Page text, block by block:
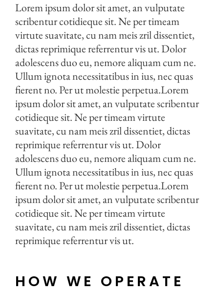
Lorem ipsum dolor sit amet, an vulputate
scribentur cotidieque sit. Ne per timeam
virtute suavitate, cu nam meis zril dissentiet,
dictas reprimique referrentur vis ut. Dolor
adolescens duo eu, nemore aliquam cum ne.
Ullum ignota necessitatibus in ius, nec quas
fierent no. Per ut molestie perpetua.Lorem
ipsum dolor sit amet, an vulputate scribentur
cotidieque sit. Ne per timeam virtute
suavitate, cu nam meis zril dissentiet, dictas
reprimique referrentur vis ut. Dolor
adolescens duo eu, nemore aliquam cum ne.
Ullum ignota necessitatibus in ius, nec quas
fierent no. Per ut molestie perpetua.Lorem
ipsum dolor sit amet, an vulputate scribentur
cotidieque sit. Ne per timeam virtute
suavitate, cu nam meis zril dissentiet, dictas
reprimique referrentur vis ut.
HOW WE OPERATE